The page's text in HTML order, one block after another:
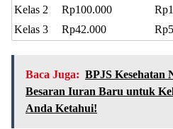
Kelas 2
Rp100.000
Kelas 3
Rp42.000
Baca Juga: BPJS Kesehatan
Besaran Iuran Baru untuk
Anda Ketahui!